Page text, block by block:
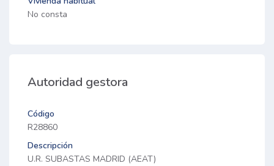
No consta
Autoridad gestora
Código
R28860
Descripción
U.R. SUBASTAS MADRID (AEAT)